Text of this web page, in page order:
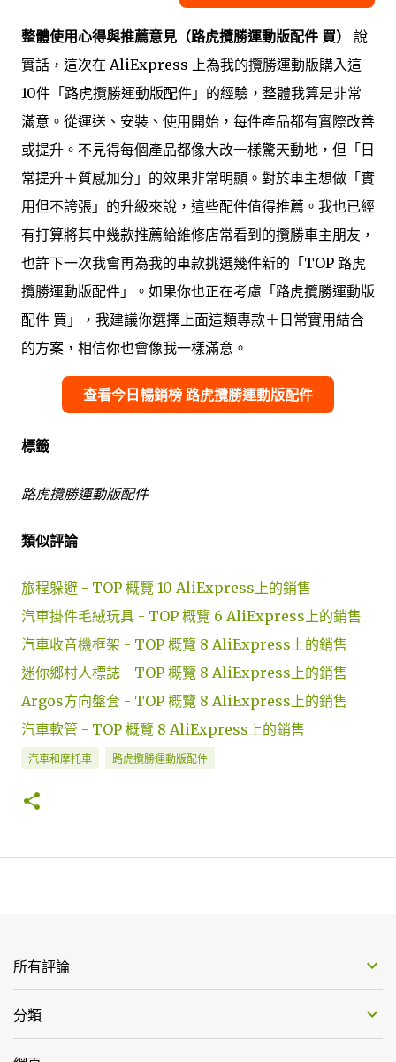
整體使用心得與推薦意見（路虎攬勝運動版配件 買）
說
實話，這次在 AliExpress 上為我的攬勝運動版購入這
10件「路虎攬勝運動版配件」的經驗，整體我算是非常
滿意。從運送、安裝、使用開始，每件產品都有實際改善
或提升。不見得每個產品都像大改一樣驚天動地，但「日
常提升＋質感加分」的效果非常明顯。對於車主想做「實
用但不誇張」的升級來說，這些配件值得推薦。我也已經
有打算將其中幾款推薦給維修店常看到的攬勝車主朋友，
也許下一次我會再為我的車款挑選幾件新的「TOP 路虎
攬勝運動版配件」。如果你也正在考慮「路虎攬勝運動版
配件 買」，我建議你選擇上面這類專款＋日常實用結合
的方案，相信你也會像我一樣滿意。
查看今日暢銷榜 路虎攬勝運動版配件
標籤
路虎攬勝運動版配件
類似評論
旅程躲避 - TOP 概覽 10 AliExpress上的銷售
汽車掛件毛絨玩具 - TOP 概覽 6 AliExpress上的銷售
汽車收音機框架 - TOP 概覽 8 AliExpress上的銷售
迷你鄉村人標誌 - TOP 概覽 8 AliExpress上的銷售
Argos方向盤套 - TOP 概覽 8 AliExpress上的銷售
汽車軟管 - TOP 概覽 8 AliExpress上的銷售
汽車和摩托車 路虎攬勝運動版配件
所有評論
分類